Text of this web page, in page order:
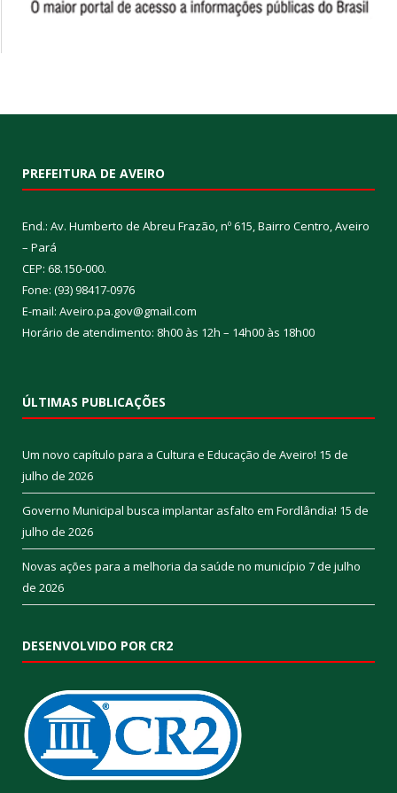
PREFEITURA DE AVEIRO
End.: Av. Humberto de Abreu Frazão, nº 615, Bairro Centro, Aveiro
– Pará
CEP: 68.150-000.
Fone: (93) 98417-0976
E-mail: Aveiro.pa.gov@gmail.com
Horário de atendimento: 8h00 às 12h – 14h00 às 18h00
ÚLTIMAS PUBLICAÇÕES
Um novo capítulo para a Cultura e Educação de Aveiro! 15 de
julho de 2026
Governo Municipal busca implantar asfalto em Fordlândia! 15 de
julho de 2026
Novas ações para a melhoria da saúde no município 7 de julho
de 2026
DESENVOLVIDO POR CR2